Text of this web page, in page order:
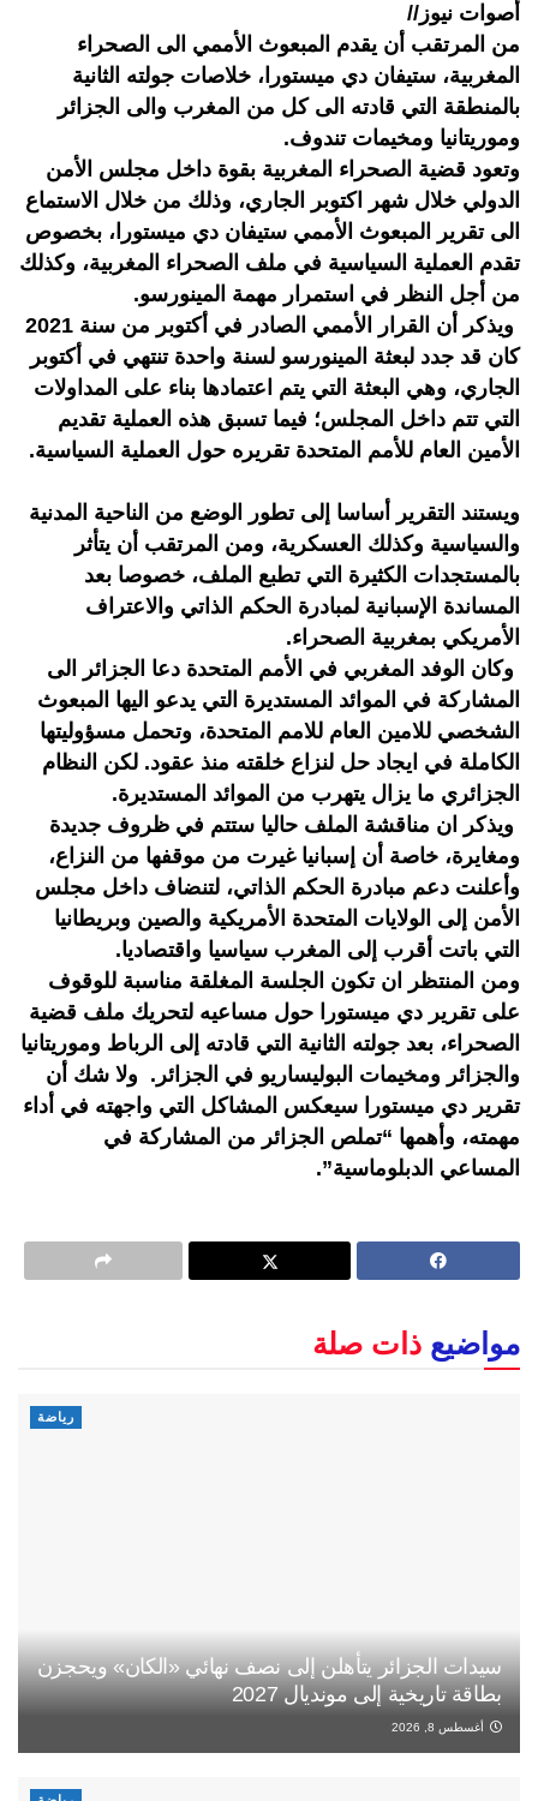
أصوات نيوز//
من المرتقب أن يقدم المبعوث الأممي الى الصحراء
المغربية، ستيفان دي ميستورا، خلاصات جولته الثانية
بالمنطقة التي قادته الى كل من المغرب والى الجزائر
وموريتانيا ومخيمات تندوف.
وتعود قضية الصحراء المغربية بقوة داخل مجلس الأمن
الدولي خلال شهر اكتوبر الجاري، وذلك من خلال الاستماع
الى تقرير المبعوث الأممي ستيفان دي ميستورا، بخصوص
تقدم العملية السياسية في ملف الصحراء المغربية، وكذلك
من أجل النظر في استمرار مهمة المينورسو.
ويذكر أن القرار الأممي الصادر في أكتوبر من سنة 2021
كان قد جدد لبعثة المينورسو لسنة واحدة تنتهي في أكتوبر
الجاري، وهي البعثة التي يتم اعتمادها بناء على المداولات
التي تتم داخل المجلس؛ فيما تسبق هذه العملية تقديم
الأمين العام للأمم المتحدة تقريره حول العملية السياسية.
ويستند التقرير أساسا إلى تطور الوضع من الناحية المدنية
والسياسية وكذلك العسكرية، ومن المرتقب أن يتأثر
بالمستجدات الكثيرة التي تطبع الملف، خصوصا بعد
المساندة الإسبانية لمبادرة الحكم الذاتي والاعتراف
الأمريكي بمغربية الصحراء.
وكان الوفد المغربي في الأمم المتحدة دعا الجزائر الى
المشاركة في الموائد المستديرة التي يدعو اليها المبعوث
الشخصي للامين العام للامم المتحدة، وتحمل مسؤوليتها
الكاملة في ايجاد حل لنزاع خلقته منذ عقود. لكن النظام
الجزائري ما يزال يتهرب من الموائد المستديرة.
ويذكر ان مناقشة الملف حاليا ستتم في ظروف جديدة
ومغايرة، خاصة أن إسبانيا غيرت من موقفها من النزاع،
وأعلنت دعم مبادرة الحكم الذاتي، لتنضاف داخل مجلس
الأمن إلى الولايات المتحدة الأمريكية والصين وبريطانيا
التي باتت أقرب إلى المغرب سياسيا واقتصاديا.
ومن المنتظر ان تكون الجلسة المغلقة مناسبة للوقوف
على تقرير دي ميستورا حول مساعيه لتحريك ملف قضية
الصحراء، بعد جولته الثانية التي قادته إلى الرباط وموريتانيا
والجزائر ومخيمات البوليساريو في الجزائر. ولا شك أن
تقرير دي ميستورا سيعكس المشاكل التي واجهته في أداء
مهمته، وأهمها “تملص الجزائر من المشاركة في
المساعي الدبلوماسية”.
مواضيع ذات صلة
رياضة
سيدات الجزائر يتأهلن إلى نصف نهائي «الكان» ويحجزن
بطاقة تاريخية إلى مونديال 2027
أغسطس 8, 2026